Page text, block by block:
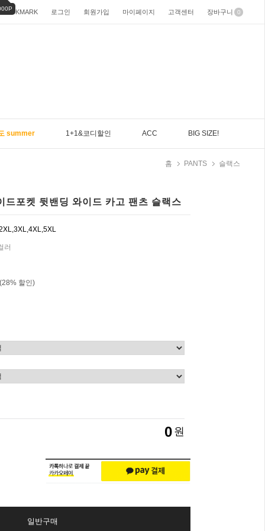
BOOKMARK 로그인 회원가입 마이페이지 고객센터 장바구니 0
summer 1+1&코디할인 ACC BIG SIZE!
홈 PANTS 슬랙스
포켓 뒷밴딩 와이드 카고 팬츠 슬랙스
러
(28% 할인)
0 원
일반구매